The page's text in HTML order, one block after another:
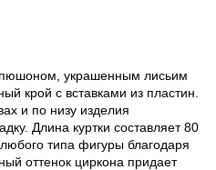
украшенным лисьим
крой с вставками из пластин.
и по низу изделия
Длина куртки составляет 80
типа фигуры благодаря
оттенок циркона придает